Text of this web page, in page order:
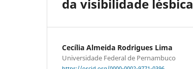
da visibilidade lésbica
Cecília Almeida Rodrigues Lima
Universidade Federal de Pernambuco